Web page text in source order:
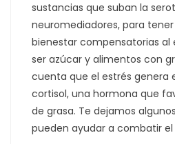
sustancias que suban la
neuromediadores, para
bienestar compensatorias al
ser azúcar y alimentos con
cuenta que el estrés genera
cortisol, una hormona que
de grasa. Te dejamos
pueden ayudar a combatir el